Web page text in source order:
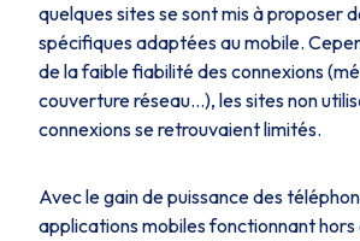
quelques sites se sont mis à proposer
spécifiques adaptées au mobile.
de la faible fiabilité des connexions
couverture réseau…), les sites non
connexions se retrouvaient limités.
Avec le gain de puissance des
applications mobiles fonctionnant